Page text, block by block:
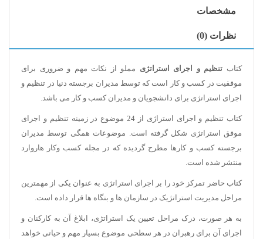
مشخصات
نظرات (0)
کتاب تنظیم و اجرای استراتژی مملو از نکات مهم و ضروری برای
موفقیت در کسب و کار است که توسط مدیران برجسته دنیا در تنظیم و
اجرای استراتژی برای دانشجویان و مدیران کسب و کار می باشد.
کتاب تنظیم و اجرای استراژی از 24 موضوع در زمینه تنظیم و اجرای
موفق استراتژی شکل گرفته است. موضوعات همگی توسط مدیران
برجسته کسب و کارها مطرح گردیده که در مجله کسب وکار هاروارد
منتشر شده است.
کتاب حاضر تمرکز خود را بر اجرای استراتژی به عنوان یکی از مهمترین
مراحل مدیریت استراتژیک در سازمان ها و بنگاه ها قرار داده است.
به هر صورت، درک مراحل تعیین یک استراتژی، ابلاغ آن به کارکنان و
اجرای آن برای رهبران در هر سطحی موضوع بسیار مهم و حیاتی خواهد